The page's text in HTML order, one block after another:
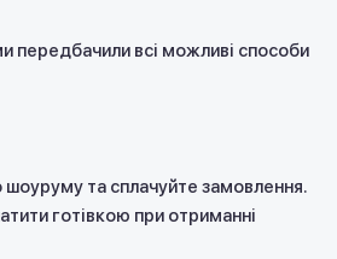
передбачили всі можливі способи
та сплачуйте замовлення.
готівкою при отриманні